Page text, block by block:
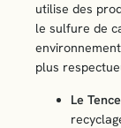
utilise des
le sulfure de
plus
Le